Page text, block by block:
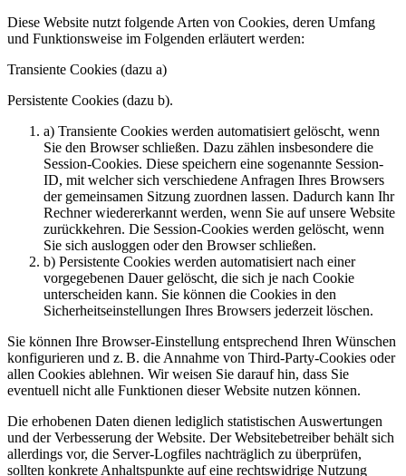
Diese Website nutzt folgende Arten von Cookies, deren Umfang
und Funktionsweise im Folgenden erläutert werden:
Transiente Cookies (dazu a)
Persistente Cookies (dazu b).
a) Transiente Cookies werden automatisiert gelöscht, wenn
Sie den Browser schließen. Dazu zählen insbesondere die
Session-Cookies. Diese speichern eine sogenannte Session-
ID, mit welcher sich verschiedene Anfragen Ihres Browsers
der gemeinsamen Sitzung zuordnen lassen. Dadurch kann Ihr
Rechner wiedererkannt werden, wenn Sie auf unsere Website
zurückkehren. Die Session-Cookies werden gelöscht, wenn
Sie sich ausloggen oder den Browser schließen.
b) Persistente Cookies werden automatisiert nach einer
vorgegebenen Dauer gelöscht, die sich je nach Cookie
unterscheiden kann. Sie können die Cookies in den
Sicherheitseinstellungen Ihres Browsers jederzeit löschen.
Sie können Ihre Browser-Einstellung entsprechend Ihren Wünschen
konfigurieren und z. B. die Annahme von Third-Party-Cookies oder
allen Cookies ablehnen. Wir weisen Sie darauf hin, dass Sie
eventuell nicht alle Funktionen dieser Website nutzen können.
Die erhobenen Daten dienen lediglich statistischen Auswertungen
und der Verbesserung der Website. Der Websitebetreiber behält sich
allerdings vor, die Server-Logfiles nachträglich zu überprüfen,
sollten konkrete Anhaltspunkte auf eine rechtswidrige Nutzung